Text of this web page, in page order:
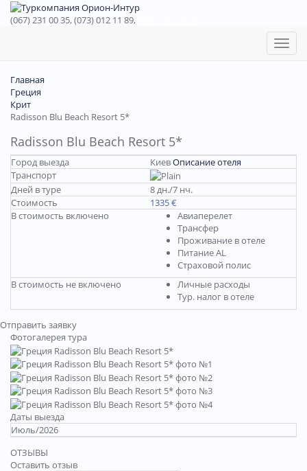
(067) 231 00 35, (073) 012 11 89,
Toggle
Главная
Греция
Крит
Radisson Blu Beach Resort 5*
Radisson Blu Beach Resort 5*
Город выезда КиевОписание отеля
Транспорт
Дней в туре
8 дн./7 нч.
Стоимость
1335 €
В стоимость включено
Авиаперелет
Трансфер
Проживание в отеле
Питание AL
Страховой полис
В стоимость не включено
Личные расходы
Тур. налог в отеле
Отправить заявку
Фотогалерея тура
Даты выезда
Июль/2026
ОТЗЫВЫ
Оставить отзыв